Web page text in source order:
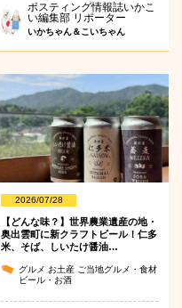
ポスティング情報誌いかこ
い編集部 リポーター
いかちゃん＆こいちゃん
2026/07/28
【どんな味？】世界農業遺産の地・
奥出雲町に新クラフトビール！仁多
米、そば、しいたけ醤油…
グルメ お土産 ご当地グルメ・食材
ビール・お酒